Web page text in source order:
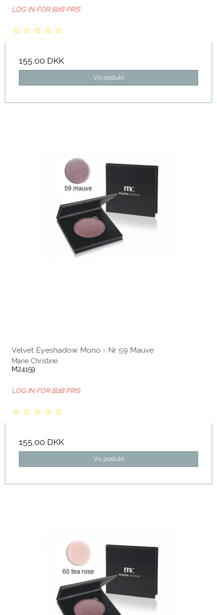
LOG IN FOR B2B PRIS
155,00 DKK
Vis produkt
Velvet Eyeshadow Mono - Nr. 59 Mauve
Marie Christine
M24159
LOG IN FOR B2B PRIS
155,00 DKK
Vis produkt